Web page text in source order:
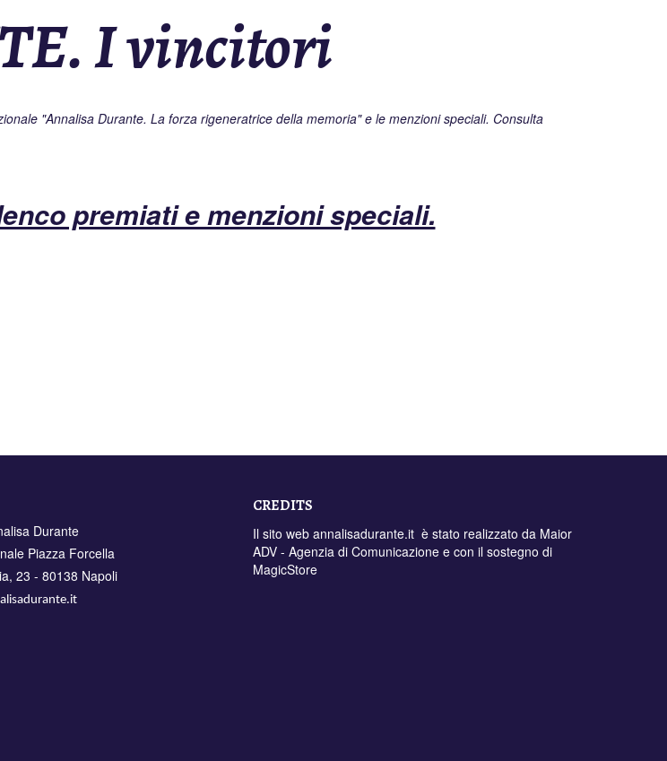
I vincitori
"Annalisa Durante. La forza rigeneratrice della memoria" e le menzioni speciali. Consulta
premiati e menzioni speciali.
Durante
Piazza Forcella
23 - 80138 Napoli
CREDITS
Il sito web annalisadurante.it è stato realizzato da Maior
ADV - Agenzia di Comunicazione e con il sostegno di
MagicStore